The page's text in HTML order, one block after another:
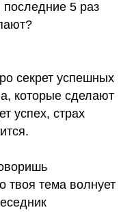
последние 5 раз
секрет успешных
которые сделают
успех, страх
твоя тема волнует